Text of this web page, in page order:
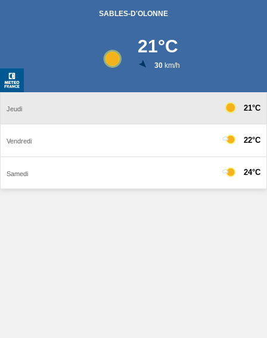
SABLES-D'OLONNE
21°C
30km/h
Jeudi 21°C
Vendredi 22°C
Samedi 24°C